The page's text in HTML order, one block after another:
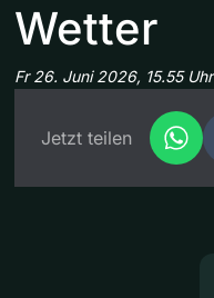
Wetter
Fr 26. Juni 2026, 15.55 Uhr
Jetzt teilen